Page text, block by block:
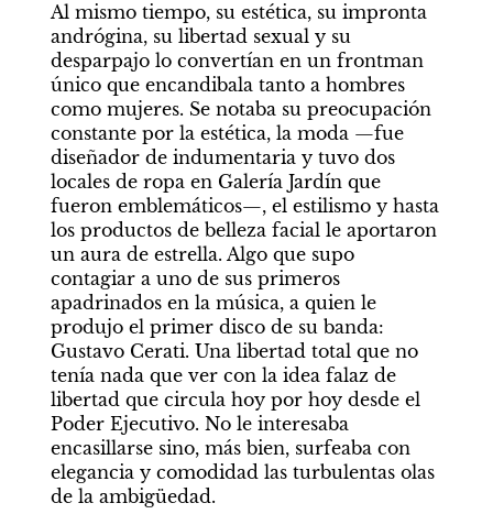
Al mismo tiempo, su estética, su impronta
andrógina, su libertad sexual y su
desparpajo lo convertían en un frontman
único que encandibala tanto a hombres
como mujeres. Se notaba su preocupación
constante por la estética, la moda —fue
diseñador de indumentaria y tuvo dos
locales de ropa en Galería Jardín que
fueron emblemáticos—, el estilismo y hasta
los productos de belleza facial le aportaron
un aura de estrella. Algo que supo
contagiar a uno de sus primeros
apadrinados en la música, a quien le
produjo el primer disco de su banda:
Gustavo Cerati. Una libertad total que no
tenía nada que ver con la idea falaz de
libertad que circula hoy por hoy desde el
Poder Ejecutivo. No le interesaba
encasillarse sino, más bien, surfeaba con
elegancia y comodidad las turbulentas olas
de la ambigüedad.